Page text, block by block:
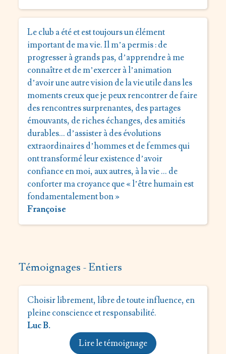
Le club a été et est toujours un élément
important de ma vie. Il m’a permis : de
progresser à grands pas, d’apprendre à me
connaître et de m’exercer à l’animation
d’avoir une autre vision de la vie utile dans les
moments creux que je peux rencontrer de faire
des rencontres surprenantes, des partages
émouvants, de riches échanges, des amitiés
durables… d’assister à des évolutions
extraordinaires d’hommes et de femmes qui
ont transformé leur existence d’avoir
confiance en moi, aux autres, à la vie … de
conforter ma croyance que « l’être humain est
fondamentalement bon »
Françoise
Témoignages - Entiers
Choisir librement, libre de toute influence, en
pleine conscience et responsabilité.
Luc B.
Lire le témoignage